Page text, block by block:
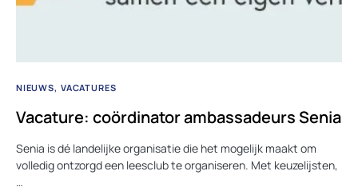
NIEUWS VACATURES
Vacature: coördinator ambassadeurs Senia
Senia is dé landelijke organisatie die het mogelijk maakt om
volledig ontzorgd een leesclub te organiseren. Met keuzelijsten,
…